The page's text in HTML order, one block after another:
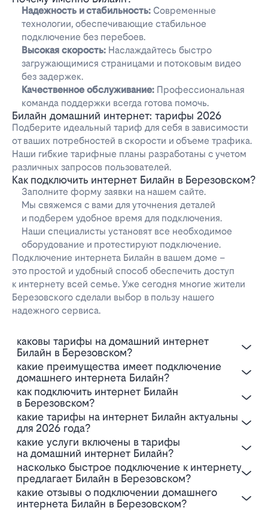
Надежность и стабильность: Современные
технологии, обеспечивающие стабильное
подключение без перебоев.
Высокая скорость: Наслаждайтесь быстро
загружающимися страницами и потоковым видео
без задержек.
Качественное обслуживание: Профессиональная
команда поддержки всегда готова помочь.
Билайн домашний интернет: тарифы 2026
Подберите идеальный тариф для себя в зависимости
от ваших потребностей в скорости и объеме трафика.
Наши гибкие тарифные планы разработаны с учетом
различных запросов пользователей.
Как подключить интернет Билайн в Березовском?
Заполните форму заявки на нашем сайте.
Мы свяжемся с вами для уточнения деталей
и подберем удобное время для подключения.
Наши специалисты установят все необходимое
оборудование и протестируют подключение.
Подключение интернета Билайн в вашем доме –
это простой и удобный способ обеспечить доступ
к интернету всей семье. Уже сегодня многие жители
Березовского сделали выбор в пользу нашего
надежного сервиса.
Каковы тарифы на домашний интернет
Билайн в Березовском?
Какие преимущества имеет подключение
домашнего интернета Билайн?
Как подключить интернет Билайн
в Березовском?
Какие тарифы на интернет Билайн актуальны
для 2026 года?
Какие услуги включены в тарифы
на домашний интернет Билайн?
Насколько быстрое подключение к интернету
предлагает Билайн в Березовском?
Какие отзывы о подключении домашнего
интернета Билайн в Березовском?